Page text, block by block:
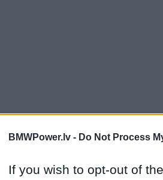
BMWPower.lv - Do Not Process
If you wish to opt-out of